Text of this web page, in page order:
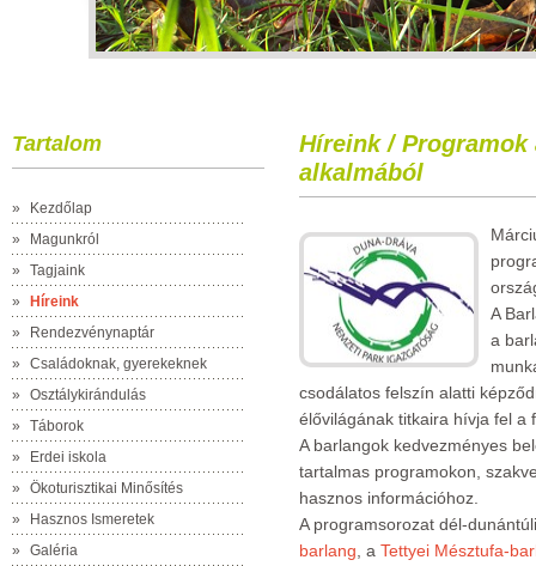
Tartalom
»
Kezdőlap
»
Magunkról
»
Tagjaink
»
Híreink
»
Rendezvénynaptár
»
Családoknak, gyerekeknek
»
Osztálykirándulás
»
Táborok
»
Erdei iskola
»
Ökoturisztikai Minősítés
»
Hasznos Ismeretek
»
Galéria
Híreink / Programok
alkalmából
A
a
csodálatos felszín alatti
élővilágának titkaira hívja fel a
A barlangok kedvezményes
tartalmas programokon,
hasznos információhoz.
A programsorozat dél-
barlang , a Tettyei Mésztufa-